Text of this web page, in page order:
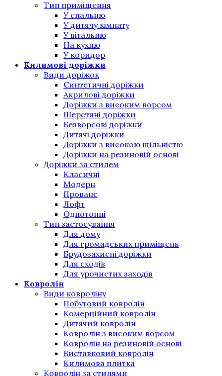
Тип приміщення
У спальню
У дитячу кімнату
У вітальню
На кухню
У коридор
Килимові доріжки
Види доріжок
Синтетичні доріжки
Акрилові доріжки
Доріжки з високим ворсом
Шерстяні доріжки
Безворсові доріжки
Дитячі доріжки
Доріжки з високою щільністю
Доріжки на резиновій основі
Доріжки за стилем
Класичні
Модерн
Прованс
Лофт
Однотонні
Тип застосування
Для дому
Для громадських приміщень
Брудозахисні доріжки
Для сходів
Для урочистих заходів
Ковролін
Види ковроліну
Побутовий ковролін
Комерційний ковролін
Дитячий ковролін
Ковролін з високим ворсом
Ковролін на резиновій основі
Виставковий ковролін
Килимова плитка
Ковролін за стилями